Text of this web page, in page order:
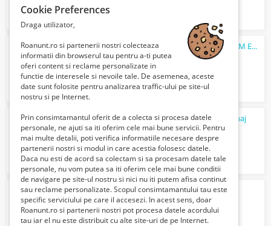
Lichidator judiciar vand Stațiede muls FGM Euro Glass
190000 Lei
Cautsa fac Curatenie spalat geamuri menaj
400 Lei
Incarcare clima Zalau-freon ecologic
50 Lei
Cookie Preferences
Draga utilizator,
Roanunt.ro si partenerii nostri colecteaza
informatii din browserul tau pentru a-ti putea
oferi content si reclame personalizate in
functie de interesele si nevoile tale. De asemenea, aceste
date sunt folosite pentru analizarea traffic-ului pe site-ul
nostru si pe Internet.
Prin consimtamantul oferit de a colecta si procesa datele
personale, ne ajuti sa iti oferim cele mai bune servicii. Pentru
mai multe detalii, poti verifica informatiile necesare despre
partenerii nostri si modul in care acestia folosesc datele.
Daca nu esti de acord sa colectam si sa procesam datele tale
personale, nu vom putea sa iti oferim cele mai bune conditii
de navigare pe site-ul nostru si nici nu iti putem afisa continut
sau reclame personalizate. Scopul consimtamantului tau este
specific serviciului pe care il accesezi. In acest sens, doar
Roanunt.ro si partenerii nostri pot procesa datele acordului
tau iar el nu este distribuit cu alte site-uri de pe Internet.